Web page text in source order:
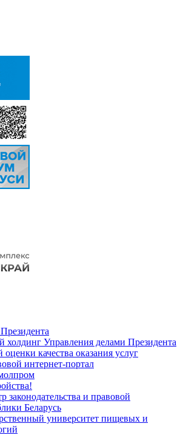
Управления делами Президента
качества оказания услуг
интернет-портал
законодательства и правовой
Беларусь
университет пищевых и